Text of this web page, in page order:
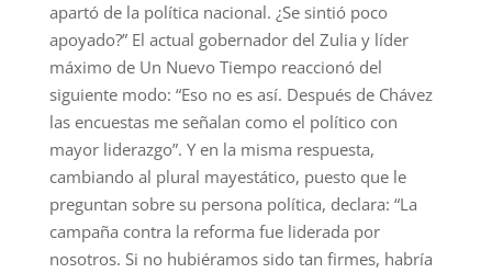
apartó de la política nacional. ¿Se sintió poco
apoyado?” El actual gobernador del Zulia y líder
máximo de Un Nuevo Tiempo reaccionó del
siguiente modo: “Eso no es así. Después de Chávez
las encuestas me señalan como el político con
mayor liderazgo”. Y en la misma respuesta,
cambiando al plural mayestático, puesto que le
preguntan sobre su persona política, declara: “La
campaña contra la reforma fue liderada por
nosotros. Si no hubiéramos sido tan firmes, habría